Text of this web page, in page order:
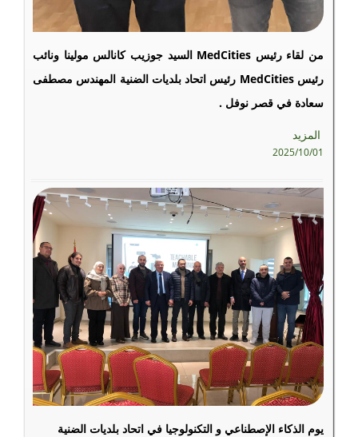
من لقاء رئيس MedCities السيد جوزيب كانالس مولينا ونائب
رئيس MedCities رئيس اتحاد بلديات الضنية المهندس مصطفى
سعادة في قصر نوفل .
المزيد
2025/10/01
يوم الذكاء الإصطناعي و التكنولوجيا في اتحاد بلديات الضنية